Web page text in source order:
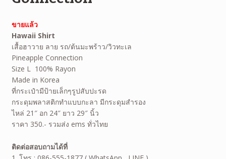
ขายแล้ว
Hawaii Shirt
เสื้อฮาวาย ลาย รถ/ต้นมะพร้าว/วิวทะเล
Pineapple Connection
Size L 100% Rayon
Made in Korea
ที่กระเป๋ามีป้ายเล็กๆรูปสับปะรด
กระดุมพลาสติกทำแบบกะลา มีกระดุมสำรอง
ไหล่ 21″ อก 24″ ยาว 29″ นิ้ว
ราคา 350.- รวมส่ง ems ทั่วไทย
ติดต่อสอบถามได้ที่